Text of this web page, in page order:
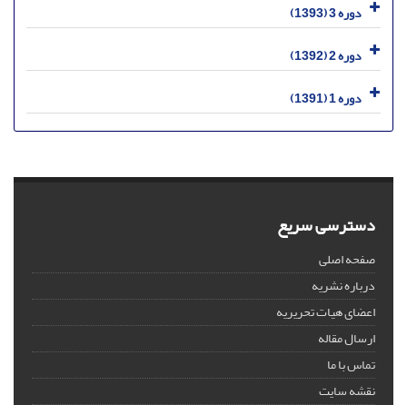
دوره 3 (1393)
دوره 2 (1392)
دوره 1 (1391)
دسترسی سریع
صفحه اصلی
درباره نشریه
اعضای هیات تحریریه
ارسال مقاله
تماس با ما
نقشه سایت